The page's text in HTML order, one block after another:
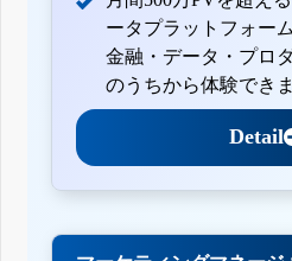
ータプラットフォー
金融・データ・プロ
のうちから体験できま
Detail